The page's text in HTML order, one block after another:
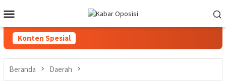
ke
kontenMobile
Konten Spesial
Beranda Daerah